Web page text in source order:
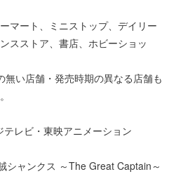
マート、ミニストップ、デイリー
スストア、書店、ホビーショッ
い店舗・発売時期の異なる店舗も
レビ・東映アニメーション
シャンクス ～The Great Captain～